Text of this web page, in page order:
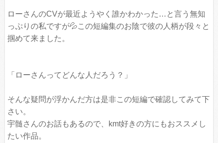
ローさんのCVが最近ようやく誰かわかった…と言う無知
っぷりの私ですが💦この短編集のお陰で彼の人柄が段々と
掴めて来ました。
「ローさんってどんな人だろう？」
そんな疑問が浮かんだ方は是非この短編で確認してみて下
さい。
宇髄さんのお話もあるので、kmt好きの方にもおススメし
たい作品。